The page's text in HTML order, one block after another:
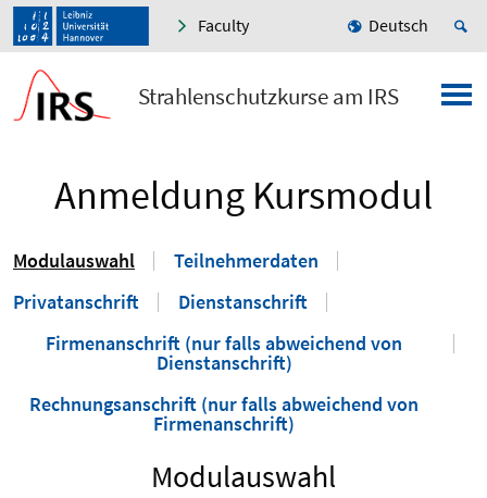
Faculty Deutsch
Strahlenschutzkurse am IRS
Anmeldung Kursmodul
Modulauswahl
Teilnehmerdaten
Privatanschrift
Dienstanschrift
Firmenanschrift (nur falls abweichend von
Dienstanschrift)
Rechnungsanschrift (nur falls abweichend von
Firmenanschrift)
Modulauswahl